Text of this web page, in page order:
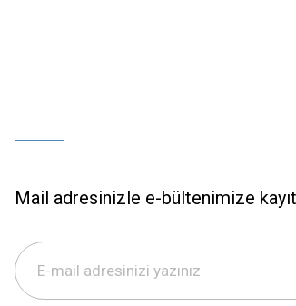
Mail adresinizle e-bültenimize